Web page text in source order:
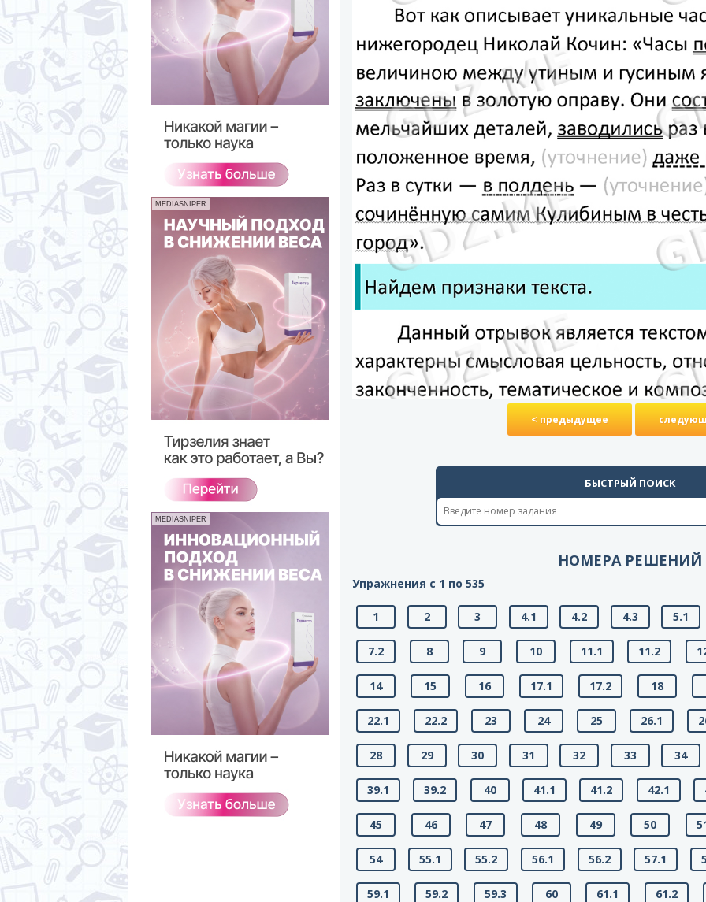
MEDIASNIPER
MEDIASNIPER
< предыдущее
БЫСТРЫЙ ПОИСК
НОМЕРА РЕШЕНИЙ
Упражнения с 1 по 535
1 2 3 4.1 4.2 4.3 5.1
7.2 8 9 10 11.1 11.2
14 15 16 17.1 17.2 18
22.1 22.2 23 24 25 26.1
28 29 30 31 32 33 34
39.1 39.2 40 41.1 41.2 42.1
45 46 47 48 49 50
54 55.1 55.2 56.1 56.2 57.1
59.1 59.2 59.3 60 61.1 61.2